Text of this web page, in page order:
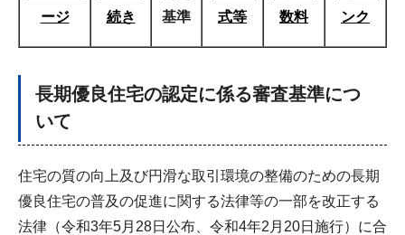
ージ
続き
基準
式等
数料
ンク
長期優良住宅の認定に係る審査基準につ
いて
住宅の質の向上及び円滑な取引環境の整備のための長期
優良住宅の普及の促進に関する法律等の一部を改正する
法律（令和3年5月28日公布、令和4年2月20日施行）に合